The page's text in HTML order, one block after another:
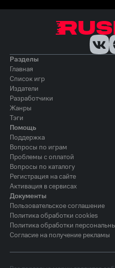
Разделы
Главная
Список игр
Издатели
Разработчики
Жанры
Тэги
Помощь
Поддержка
Вопросы по играм
Проблемы с оплатой
Вопросы по каталогу
Регистрация на сайте
Активация в сервисах
Документы
Пользовательское соглашение
Политика обработки cookies
Политика обработки
Согласие на получение рекламы